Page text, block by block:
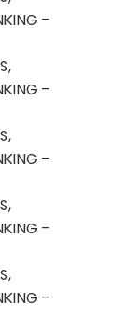
–
–
–
–
–